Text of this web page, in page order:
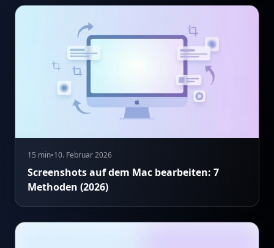
15 min•10. Februar 2026
Screenshots auf dem Mac bearbeiten: 7
Methoden (2026)